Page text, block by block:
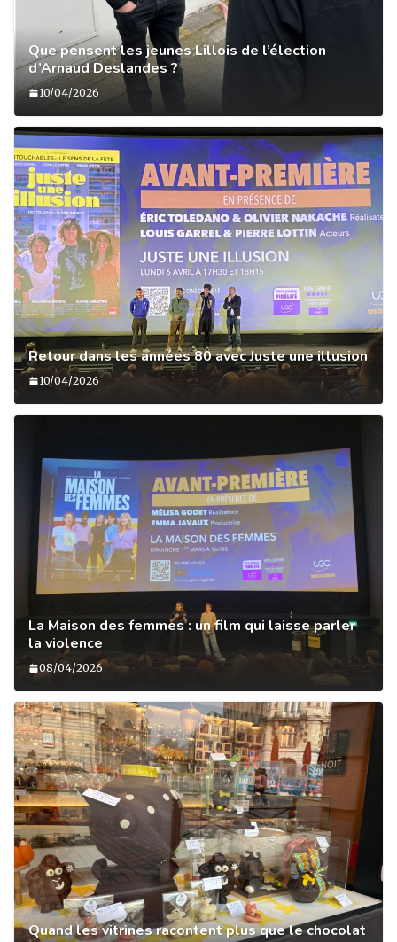
Que pensent les jeunes Lillois de l’élection
d’Arnaud Deslandes ?
10/04/2026
Retour dans les années 80 avec Juste une illusion
10/04/2026
La Maison des femmes : un film qui laisse parler
la violence
08/04/2026
Quand les vitrines racontent plus que le chocolat